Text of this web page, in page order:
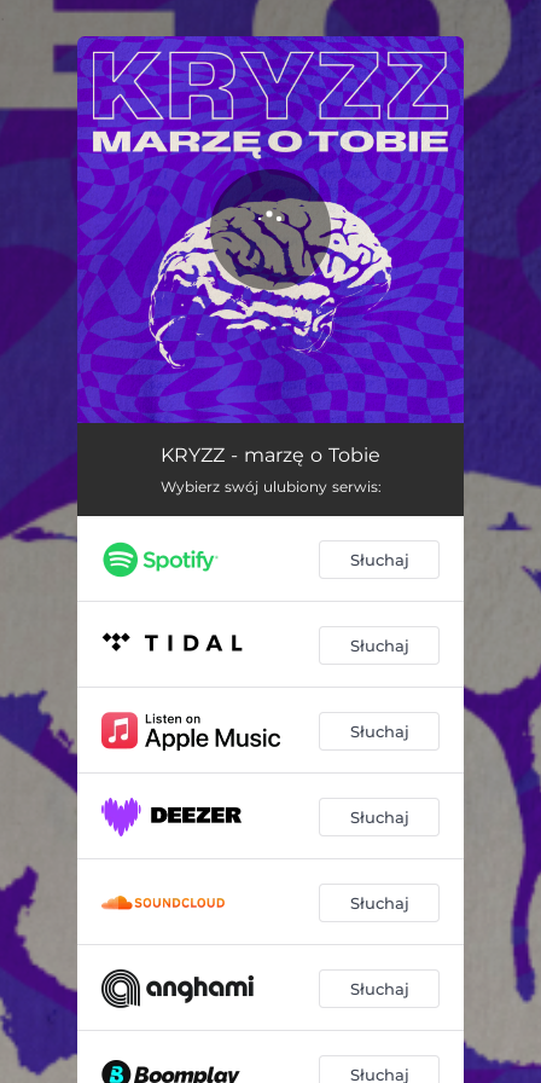
You're all set!
marzę o Tobie
KRYZZ - marzę o Tobie
Wybierz swój ulubiony serwis:
Słuchaj
Słuchaj
Słuchaj
Słuchaj
Słuchaj
Słuchaj
Słuchaj